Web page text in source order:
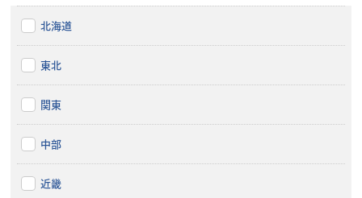
北海道
東北
関東
中部
近畿